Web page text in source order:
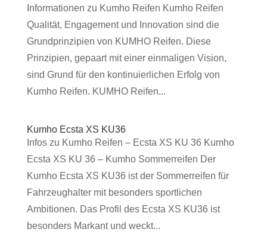
Informationen zu Kumho Reifen Kumho Reifen
Qualität, Engagement und Innovation sind die
Grundprinzipien von KUMHO Reifen. Diese
Prinzipien, gepaart mit einer einmaligen Vision,
sind Grund für den kontinuierlichen Erfolg von
Kumho Reifen. KUMHO Reifen...
Kumho Ecsta XS KU36
Infos zu Kumho Reifen – Ecsta XS KU 36 Kumho
Ecsta XS KU 36 – Kumho Sommerreifen Der
Kumho Ecsta XS KU36 ist der Sommerreifen für
Fahrzeughalter mit besonders sportlichen
Ambitionen. Das Profil des Ecsta XS KU36 ist
besonders Markant und weckt...